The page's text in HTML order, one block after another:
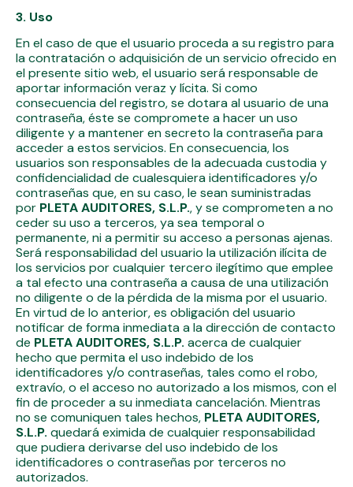
3. Uso
En el caso de que el usuario proceda a su registro para
la contratación o adquisición de un servicio ofrecido en
el presente sitio web, el usuario será responsable de
aportar información veraz y lícita. Si como
consecuencia del registro, se dotara al usuario de una
contraseña, éste se compromete a hacer un uso
diligente y a mantener en secreto la contraseña para
acceder a estos servicios. En consecuencia, los
usuarios son responsables de la adecuada custodia y
confidencialidad de cualesquiera identificadores y/o
contraseñas que, en su caso, le sean suministradas
por PLETA AUDITORES, S.L.P., y se comprometen a no
ceder su uso a terceros, ya sea temporal o
permanente, ni a permitir su acceso a personas ajenas.
Será responsabilidad del usuario la utilización ilícita de
los servicios por cualquier tercero ilegítimo que emplee
a tal efecto una contraseña a causa de una utilización
no diligente o de la pérdida de la misma por el usuario.
En virtud de lo anterior, es obligación del usuario
notificar de forma inmediata a la dirección de contacto
de PLETA AUDITORES, S.L.P. acerca de cualquier
hecho que permita el uso indebido de los
identificadores y/o contraseñas, tales como el robo,
extravío, o el acceso no autorizado a los mismos, con el
fin de proceder a su inmediata cancelación. Mientras
no se comuniquen tales hechos, PLETA AUDITORES,
S.L.P. quedará eximida de cualquier responsabilidad
que pudiera derivarse del uso indebido de los
identificadores o contraseñas por terceros no
autorizados.